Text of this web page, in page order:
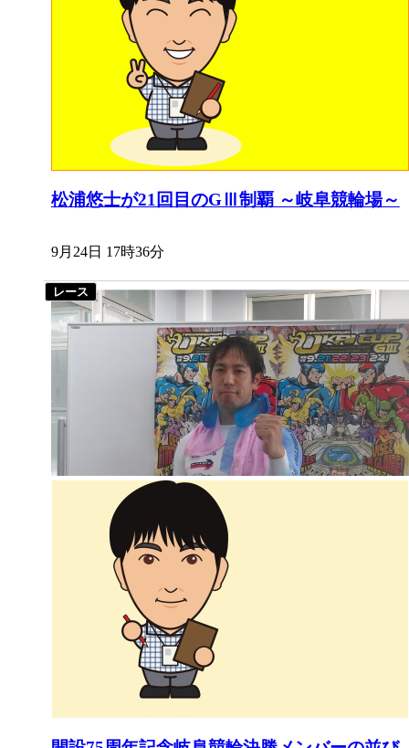
松浦悠士が21回目のGⅢ制覇 ～岐阜競輪場～
9月24日 17時36分